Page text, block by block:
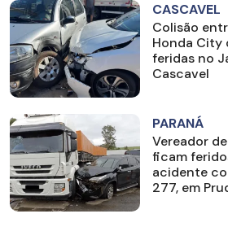
CASCAVEL
Colisão
Honda City
feridas no
Cascavel
PARANÁ
Vereador
ficam
acidente
277, em